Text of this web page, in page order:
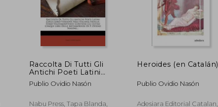
$ 302.889 45% $ 121.994 45%
Raccolta Di Tutti Gli
Antichi Poeti Latini
Colla Loro Versione
Nell'italiana Favella:
Contiene Gli Ultimi
Publio Ovidio Nasón
Nabu Press, Tapa Blanda,
Heroides (en Catalán)
Publio Ovidio Nasón
Adesiara Editorial Catalan,